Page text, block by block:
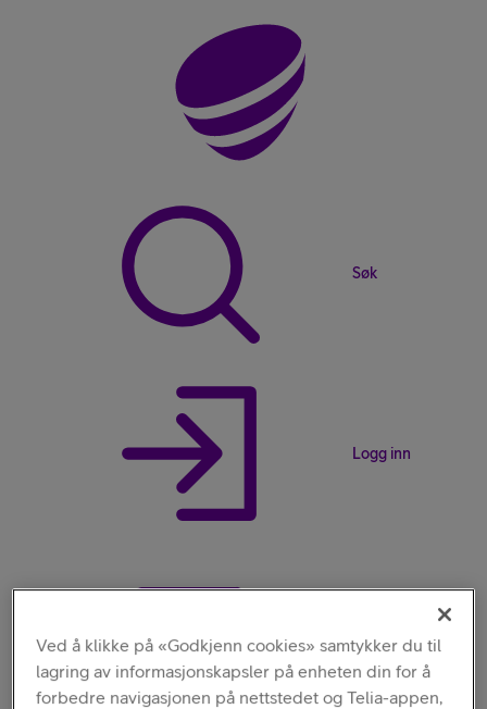
Søk
Logg inn
Ved å klikke på «Godkjenn cookies» samtykker du til
lagring av informasjonskapsler på enheten din for å
forbedre navigasjonen på nettstedet og Telia-appen,